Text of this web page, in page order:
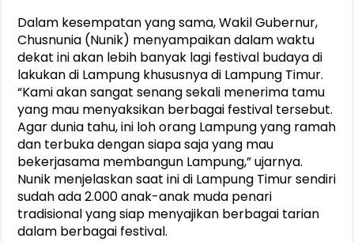
Dalam kesempatan yang sama, Wakil Gubernur,
Chusnunia (Nunik) menyampaikan dalam waktu
dekat ini akan lebih banyak lagi festival budaya di
lakukan di Lampung khususnya di Lampung Timur.
“Kami akan sangat senang sekali menerima tamu
yang mau menyaksikan berbagai festival tersebut.
Agar dunia tahu, ini loh orang Lampung yang ramah
dan terbuka dengan siapa saja yang mau
bekerjasama membangun Lampung,” ujarnya.
Nunik menjelaskan saat ini di Lampung Timur sendiri
sudah ada 2.000 anak-anak muda penari
tradisional yang siap menyajikan berbagai tarian
dalam berbagai festival.